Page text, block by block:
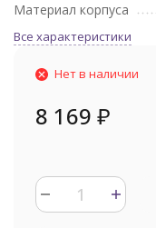
Материал корпуса
Все характеристики
Нет в наличии
8 169 ₽